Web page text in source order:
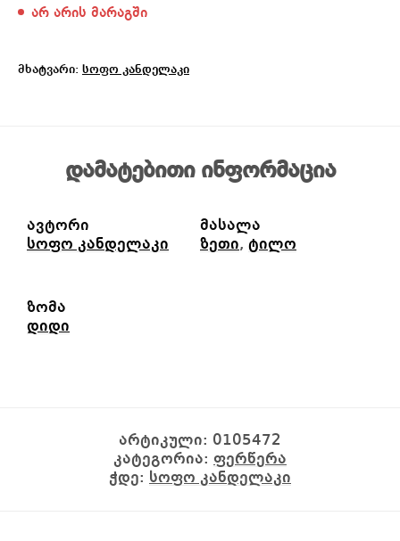
არ არის მარაგში
მხატვარი: სოფო კანდელაკი
დამატებითი ინფორმაცია
ავტორი
სოფო კანდელაკი
მასალა
ზეთი, ტილო
ზომა
დიდი
არტიკული: 0105472
კატეგორია: ფერწერა
ჭდე: სოფო კანდელაკი